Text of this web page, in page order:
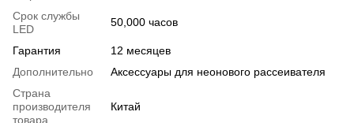
Срок службы
LED
50,000 часов
Гарантия
12 месяцев
Дополнительно
Аксессуары для неонового рассеивателя
Страна
производителя
товара
Китай